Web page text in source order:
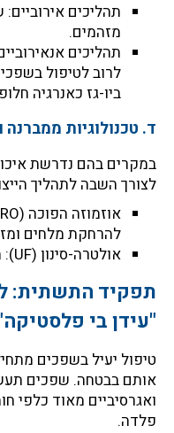
תהליכים
מזהמים.
תהליכים
לרוב לטיפול
ביו-גז כאנרגיה
ד. טכנולוגיות ממברנה
במקרים בהם נדרשת
לצורך השבה לתהליך
להרחקת מלחים
אולטרה-סינון (UF): הפרדת וירוסים ובקטריות.
תפקיד התשתית:
"עידן בי
טיפול יעיל בשפכים
אותם בבטחה. שפכים
ואגרסיביים מאוד כלפי
פלדה.